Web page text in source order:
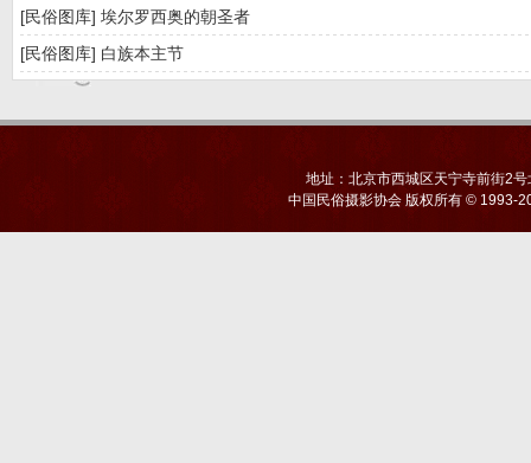
[民俗图库] 埃尔罗西奥的朝圣者
[民俗图库] 白族本主节
地址：北京市西城区天宁寺前街2
中国民俗摄影协会 版权所有 © 1993-